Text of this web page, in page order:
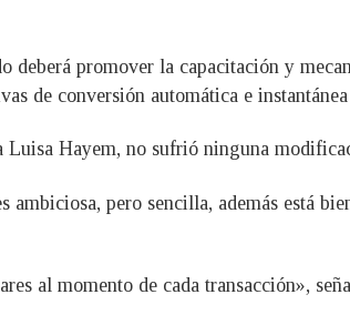
deberá promover la capacitación y
de conversión automática e
Hayem, no sufrió ninguna
pero sencilla, además está
al momento de cada transacción»,